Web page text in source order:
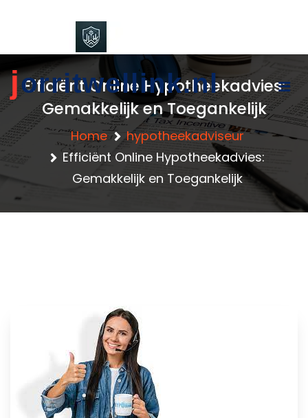
jorritwellink.nl
Efficiënt Online Hypotheekadvies:
Gemakkelijk en Toegankelijk
Home
hypotheekadviseur
Efficiënt Online Hypotheekadvies:
Gemakkelijk en Toegankelijk